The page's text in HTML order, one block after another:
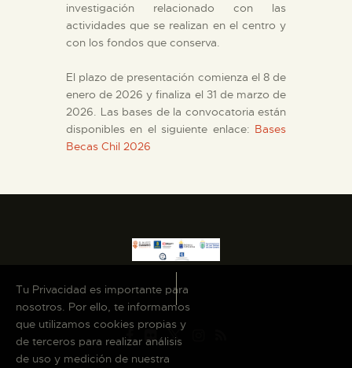
investigación relacionado con las
actividades que se realizan en el centro y
con los fondos que conserva.
El plazo de presentación comienza el 8 de
enero de 2026 y finaliza el 31 de marzo de
2026. Las bases de la convocatoria están
disponibles en el siguiente enlace: Bases
Becas Chil 2026
Tu Privacidad es importante para
nosotros. Por ello, te informamos
que utilizamos cookies propias y
de terceros para realizar análisis
de uso y medición de nuestra